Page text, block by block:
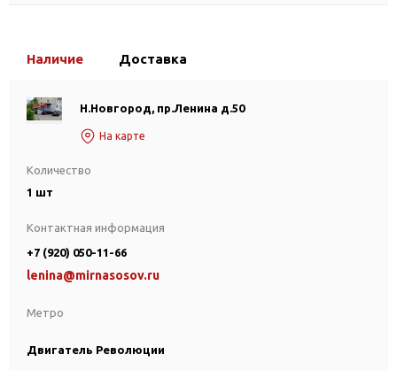
Наличие Доставка
Н.Новгород, пр.Ленина д.50
На карте
Количество
1 шт
Метро
Двигатель Революции
Контактная информация
+7 (920) 050-11-66
lenina@mirnasosov.ru